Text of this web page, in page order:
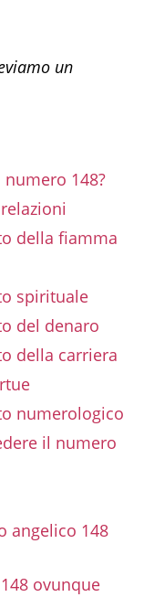
un
148?
della fiamma
spirituale
del denaro
della carriera
numerologico
il numero
angelico 148
ovunque